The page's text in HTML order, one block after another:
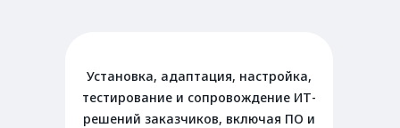
Установка, адаптация, настройка,
тестирование и сопровождение ИТ-
решений заказчиков, включая ПО и